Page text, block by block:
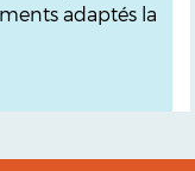
adaptés la